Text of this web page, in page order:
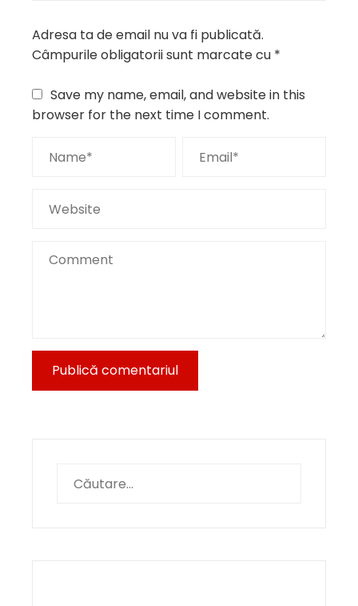
Adresa ta de email nu va fi publicată.
Câmpurile obligatorii sunt marcate cu *
Save my name, email, and website in this
browser for the next time I comment.
după: